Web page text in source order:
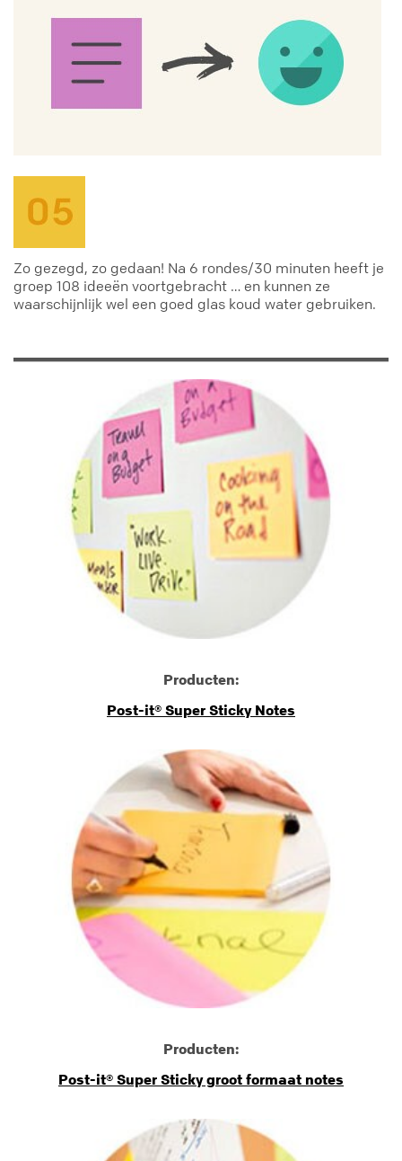
Zo gezegd, zo gedaan! Na 6 rondes/30 minuten heeft je
groep 108 ideeën voortgebracht … en kunnen ze
waarschijnlijk wel een goed glas koud water gebruiken.
Producten:
Post-it® Super Sticky Notes
Producten:
Post-it® Super Sticky groot formaat notes